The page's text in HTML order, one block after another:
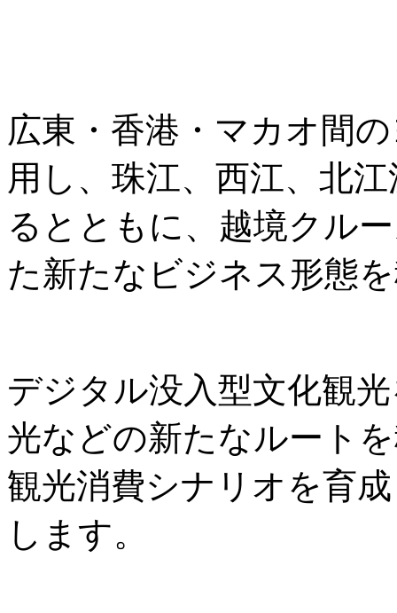
広東・香港・マカオ間
用し、珠江、西江、北
るとともに、越境クル
た新たなビジネス形態
デジタル没入型文化観
光などの新たなルート
観光消費シナリオを育
します。